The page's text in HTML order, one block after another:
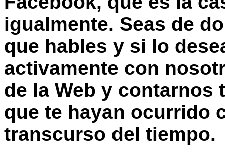
igualmente. Seas de
que hables y si lo
activamente con
de la Web y contarnos
que te hayan ocurrido
transcurso del tiempo.